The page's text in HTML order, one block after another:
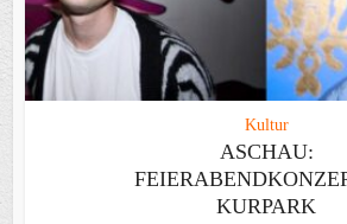
Kultur
ASCHAU:
KURPARK